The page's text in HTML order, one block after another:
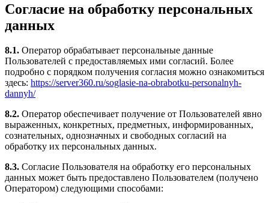
Согласие на обработку персональных
данных
8.1. Оператор обрабатывает персональные данные
Пользователей с предоставляемых ими согласий. Более
подробно с порядком получения согласия можно ознакомиться
здесь: https://server360.ru/soglasie-na-obrabotku-personalnyh-
dannyh/
8.2. Оператор обеспечивает получение от Пользователей явно
выраженных, конкретных, предметных, информированных,
сознательных, однозначных и свободных согласий на
обработку их персональных данных.
8.3. Согласие Пользователя на обработку его персональных
данных может быть предоставлено Пользователем (получено
Оператором) следующими способами: